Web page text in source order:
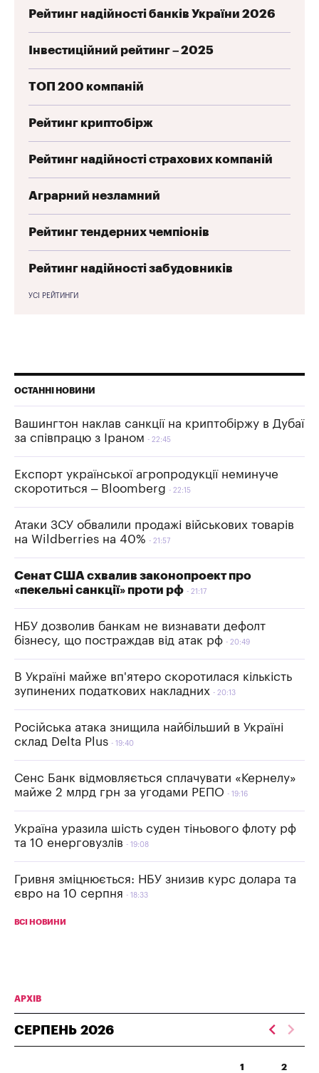
Рейтинг надійності банків України 2026
Інвестиційний рейтинг – 2025
ТОП 200 компаній
Рейтинг криптобірж
Рейтинг надійності страхових компаній
Аграрний незламний
Рейтинг тендерних чемпіонів
Рейтинг надійності забудовників
УСІ РЕЙТИНГИ
ОСТАННІ НОВИНИ
Вашингтон наклав санкції на криптобіржу в Дубаї
за співпрацю з Іраном
22:45
Експорт української агропродукції неминуче
скоротиться – Bloomberg
22:15
Атаки ЗСУ обвалили продажі військових товарів
на Wildberries на 40%
21:57
Сенат США схвалив законопроект про
«пекельні санкції» проти рф
21:17
НБУ дозволив банкам не визнавати дефолт
бізнесу, що постраждав від атак рф
20:49
В Україні майже вп'ятеро скоротилася кількість
зупинених податкових накладних
20:13
Російська атака знищила найбільший в Україні
склад Delta Plus
19:40
Сенс Банк відмовляється сплачувати «Кернелу»
майже 2 млрд грн за угодами РЕПО
19:16
Україна уразила шість суден тіньового флоту рф
та 10 енерговузлів
19:08
Гривня зміцнюється: НБУ знизив курс долара та
євро на 10 серпня
18:33
ВСІ НОВИНИ
АРХІВ
СЕРПЕНЬ 2026
1 2